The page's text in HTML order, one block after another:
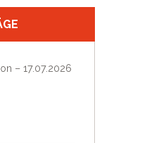
– 17.07.2026